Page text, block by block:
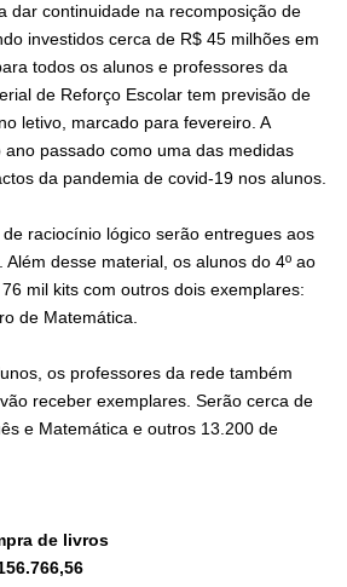
dar continuidade na recomposição de
investidos cerca de R$ 45 milhões em
todos os alunos e professores da
de Reforço Escolar tem previsão de
letivo, marcado para fevereiro. A
ano passado como uma das medidas
da pandemia de covid-19 nos alunos.
raciocínio lógico serão entregues aos
Além desse material, os alunos do 4º ao
mil kits com outros dois exemplares:
de Matemática.
os professores da rede também
receber exemplares. Serão cerca de
e Matemática e outros 13.200 de
de livros